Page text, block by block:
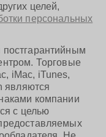
целей,
персональных
Торговые
iMac, iTunes,
являются
компании
с целью